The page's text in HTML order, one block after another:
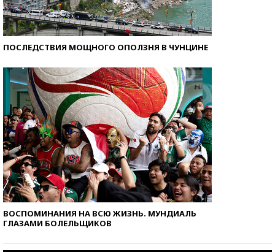
ПОСЛЕДСТВИЯ МОЩНОГО ОПОЛЗНЯ В ЧУНЦИНЕ
ВОСПОМИНАНИЯ НА ВСЮ ЖИЗНЬ. МУНДИАЛЬ
ГЛАЗАМИ БОЛЕЛЬЩИКОВ